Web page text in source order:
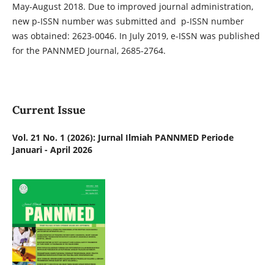
May-August 2018. Due to improved journal administration,
new p-ISSN number was submitted and p-ISSN number
was obtained: 2623-0046. In July 2019, e-ISSN was published
for the PANNMED Journal, 2685-2764.
Current Issue
Vol. 21 No. 1 (2026): Jurnal Ilmiah PANNMED Periode
Januari - April 2026